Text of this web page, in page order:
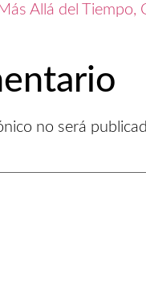
Allá del Tiempo,
no será